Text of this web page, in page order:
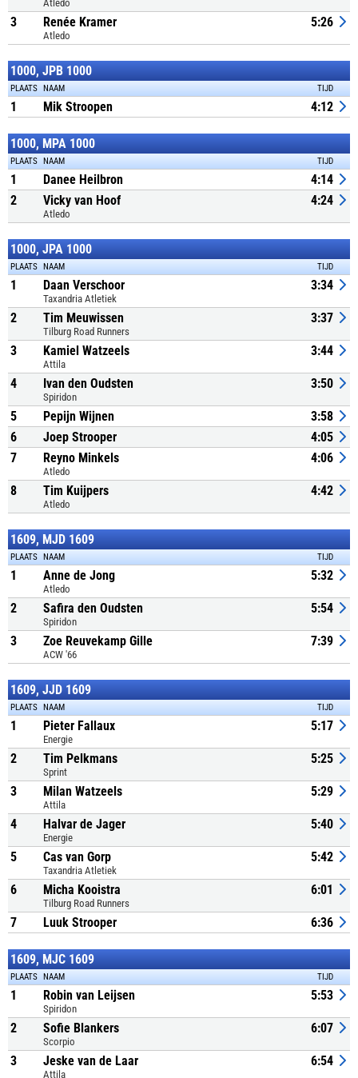
Atledo
3 Renée Kramer
Atledo
5:26
1000, JPB 1000
PLAATS NAAM TIJD
1 Mik Stroopen 4:12
1000, MPA 1000
PLAATS NAAM TIJD
1 Danee Heilbron
4:14
2
Vicky van Hoof
Atledo
4:24
1000, JPA 1000
PLAATS NAAM TIJD
1 Daan Verschoor
Taxandria Atletiek
3:34
2 Tim Meuwissen
Tilburg Road Runners
3:37
3 Kamiel Watzeels
Attila
3:44
4 Ivan den Oudsten
Spiridon
3:50
5 Pepijn Wijnen
3:58
6
Joep Strooper
4:05
7
Reyno Minkels
Atledo
4:06
8 Tim Kuijpers
Atledo
4:42
1609, MJD 1609
PLAATS NAAM TIJD
1 Anne de Jong
Atledo
5:32
2 Safira den Oudsten
Spiridon
5:54
3 Zoe Reuvekamp Gille
ACW '66
7:39
1609, JJD 1609
PLAATS NAAM TIJD
1 Pieter Fallaux
Energie
5:17
2 Tim Pelkmans
Sprint
5:25
3 Milan Watzeels
Attila
5:29
4 Halvar de Jager
Energie
5:40
5 Cas van Gorp
Taxandria Atletiek
5:42
6 Micha Kooistra
Tilburg Road Runners
6:01
7 Luuk Strooper 6:36
1609, MJC 1609
PLAATS NAAM TIJD
1 Robin van Leijsen
Spiridon
5:53
2 Sofie Blankers
Scorpio
6:07
3 Jeske van de Laar
Attila
6:54